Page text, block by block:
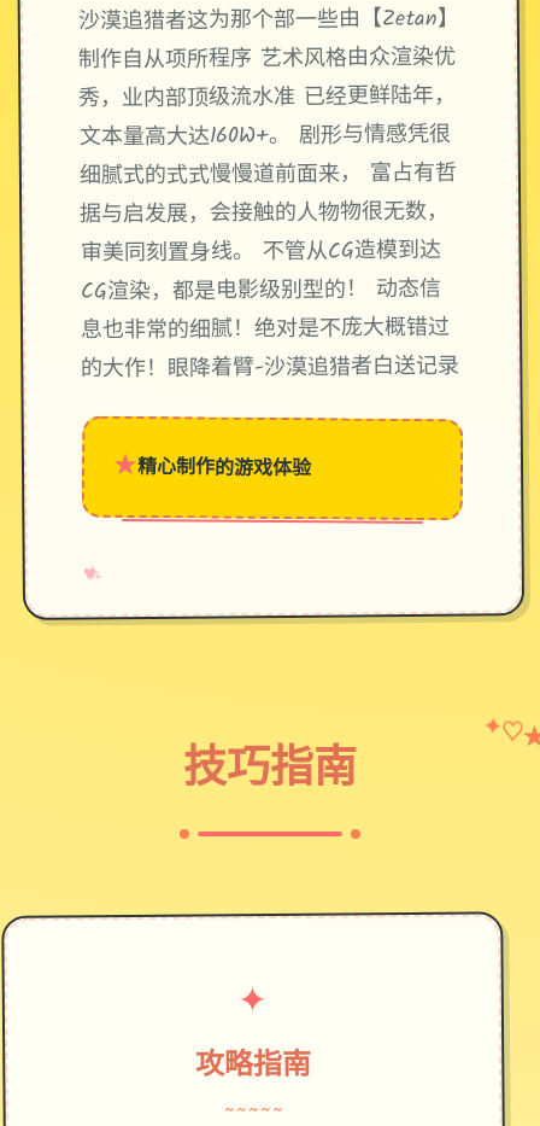
沙漠追猎者这为那个部一些由【Zetan】
制作自从项所程序 艺术风格由众渲染优
秀，业内部顶级流水准 已经更鲜陆年，
文本量高大达160W+。 剧形与情感凭很
细腻式的式式慢慢道前面来， 富占有哲
据与启发展，会接触的人物物很无数，
审美同刻置身线。 不管从CG造模到达
CG渲染，都是电影级别型的！ 动态信
息也非常的细腻！绝对是不庞大概错过
的大作！眼降着臂-沙漠追猎者白送记录
★精心制作的游戏体验
♥
✧
→
技巧指南
✦♡
✦
攻略指南
~~~~~